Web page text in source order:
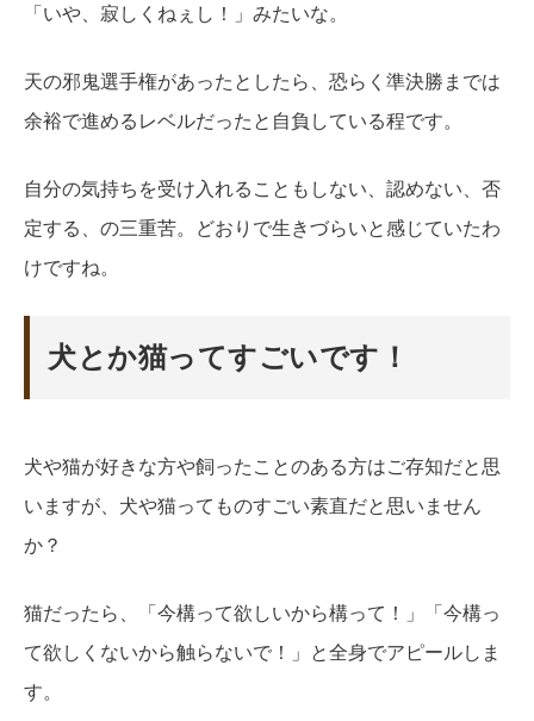
「いや、寂しくねぇし！」みたいな。
天の邪鬼選手権があったとしたら、恐らく準決勝までは
余裕で進めるレベルだったと自負している程です。
自分の気持ちを受け入れることもしない、認めない、否
定する、の三重苦。どおりで生きづらいと感じていたわ
けですね。
犬とか猫ってすごいです！
犬や猫が好きな方や飼ったことのある方はご存知だと思
いますが、犬や猫ってものすごい素直だと思いません
か？
猫だったら、「今構って欲しいから構って！」「今構っ
て欲しくないから触らないで！」と全身でアピールしま
す。